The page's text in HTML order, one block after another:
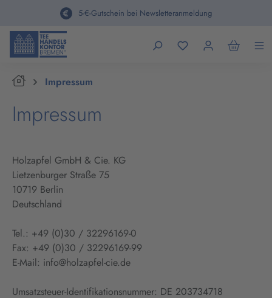
5-€-Gutschein bei Newsletteranmeldung
HomeImpressum
Impressum
Holzapfel GmbH & Cie. KG
Lietzenburger Straße 75
10719 Berlin
Deutschland
Tel.: +49 (0)30 / 32296169-0
Fax: +49 (0)30 / 32296169-99
E-Mail: info@holzapfel-cie.de
Umsatzsteuer-Identifikationsnummer: DE 203734718